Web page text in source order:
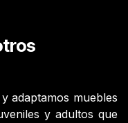
adaptamos muebles
y adultos que